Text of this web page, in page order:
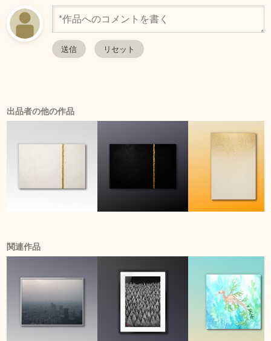
出品者の他の作品
関連作品